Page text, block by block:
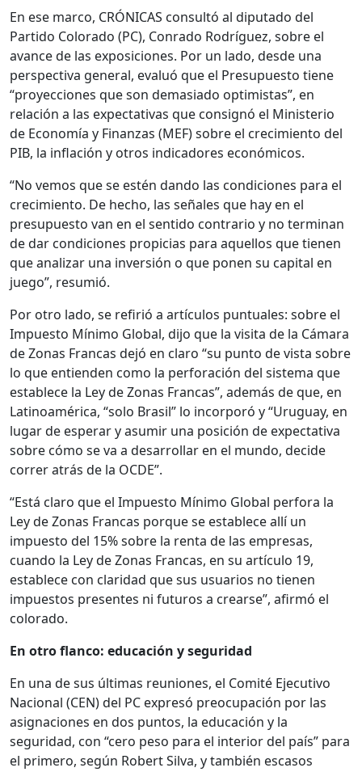
En ese marco, CRÓNICAS consultó al diputado del
Partido Colorado (PC), Conrado Rodríguez, sobre el
avance de las exposiciones. Por un lado, desde una
perspectiva general, evaluó que el Presupuesto tiene
“proyecciones que son demasiado optimistas”, en
relación a las expectativas que consignó el Ministerio
de Economía y Finanzas (MEF) sobre el crecimiento del
PIB, la inflación y otros indicadores económicos.
“No vemos que se estén dando las condiciones para el
crecimiento. De hecho, las señales que hay en el
presupuesto van en el sentido contrario y no terminan
de dar condiciones propicias para aquellos que tienen
que analizar una inversión o que ponen su capital en
juego”, resumió.
Por otro lado, se refirió a artículos puntuales: sobre el
Impuesto Mínimo Global, dijo que la visita de la Cámara
de Zonas Francas dejó en claro “su punto de vista sobre
lo que entienden como la perforación del sistema que
establece la Ley de Zonas Francas”, además de que, en
Latinoamérica, “solo Brasil” lo incorporó y “Uruguay, en
lugar de esperar y asumir una posición de expectativa
sobre cómo se va a desarrollar en el mundo, decide
correr atrás de la OCDE”.
“Está claro que el Impuesto Mínimo Global perfora la
Ley de Zonas Francas porque se establece allí un
impuesto del 15% sobre la renta de las empresas,
cuando la Ley de Zonas Francas, en su artículo 19,
establece con claridad que sus usuarios no tienen
impuestos presentes ni futuros a crearse”, afirmó el
colorado.
En otro flanco: educación y seguridad
En una de sus últimas reuniones, el Comité Ejecutivo
Nacional (CEN) del PC expresó preocupación por las
asignaciones en dos puntos, la educación y la
seguridad, con “cero peso para el interior del país” para
el primero, según Robert Silva, y también escasos